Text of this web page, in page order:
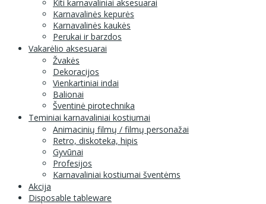
Kiti karnavaliniai aksesuarai
Karnavalinės kepurės
Karnavalinės kaukės
Perukai ir barzdos
Vakarėlio aksesuarai
Žvakės
Dekoracijos
Vienkartiniai indai
Balionai
Šventinė pirotechnika
Teminiai karnavaliniai kostiumai
Animacinių filmų / filmų personažai
Retro, diskoteka, hipis
Gyvūnai
Profesijos
Karnavaliniai kostiumai šventėms
Akcija
Disposable tableware